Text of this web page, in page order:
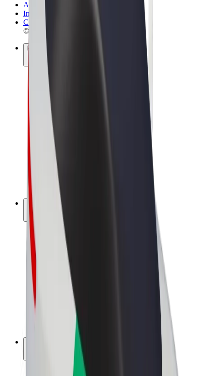
Allmänna villkor
Integritet
Cookies
© 2026 Bolt Technology OÜ
Produkter
Resor
Scootrar
Bolt Market
Bolt Food
Bolt Drive
Bolt for Business
Elcyklar
Bolt Plus
Tjäna pengar med Bolt
Förares intäkter
Kurirers intäkter
Handlare i Bolt Food